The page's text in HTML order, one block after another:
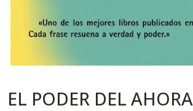
EL PODER DEL AHORA